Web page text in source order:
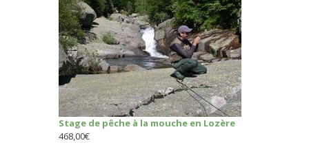
Stage de pêche à la mouche en Lozère
468,00€